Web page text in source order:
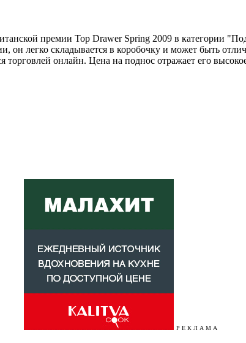
премии Top Drawer Spring 2009 в категории
он легко складывается в коробочку и может быть
онлайн. Цена на поднос отражает его
Р Е К Л А М А